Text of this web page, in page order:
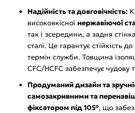
Надійність та довговічність:
високоякісної нержавіючої
так і зсередини, а задня
сталі. Це гарантує стійкість
термін служби. Товщина
CFC/HCFC забезпечує чудову
Продуманий дизайн та
самозакривними та
фіксатором під 105°, що